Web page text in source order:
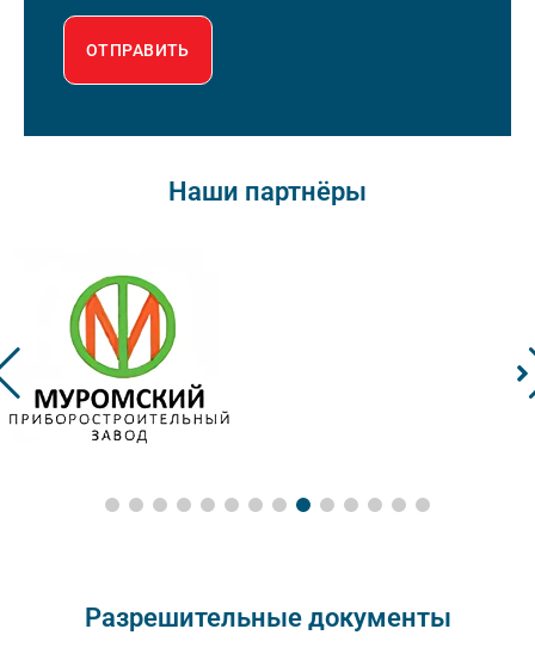
ОТПРАВИТЬ
Наши партнёры
Разрешительные документы